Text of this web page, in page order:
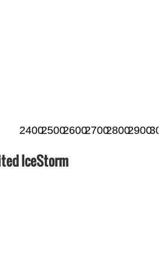
240025002600270028002900
IceStorm